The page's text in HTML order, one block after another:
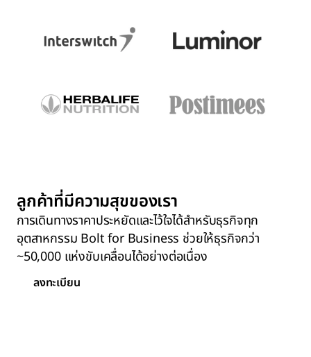
ลูกค้าที่มีความสุขของเรา
การเดินทางราคาประหยัดและไว้ใจได้สำหรับธุรกิจทุก
อุตสาหกรรม Bolt for Business ช่วยให้ธุรกิจกว่า
~50,000 แห่งขับเคลื่อนได้อย่างต่อเนื่อง
ลงทะเบียน